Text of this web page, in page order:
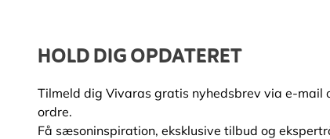
HOLD DIG OPDATERET
Tilmeld dig Vivaras gratis nyhedsbrev via e-mail
ordre.
Få sæsoninspiration, eksklusive tilbud og